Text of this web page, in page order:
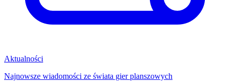
Aktualności
Najnowsze wiadomości ze świata gier planszowych